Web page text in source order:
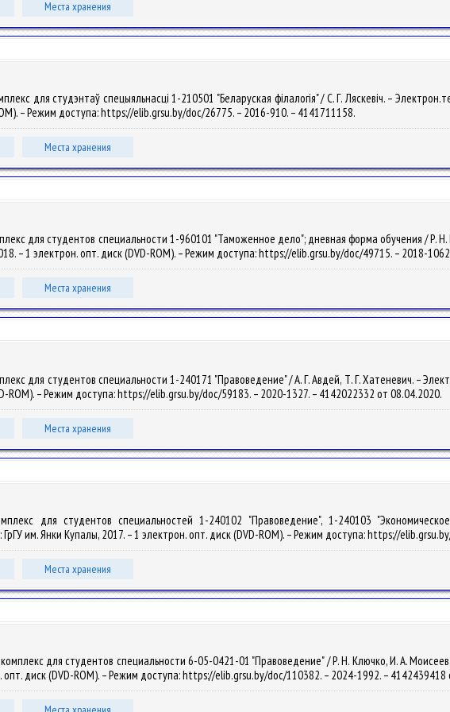
Места хранения
для студэнтаў спецыяльнасці 1-210501 "Беларуская філалогія" / С. Г. Ляскевіч. –
– Режим доступа: https://elib.grsu.by/doc/26775. – 2016-910. – 4141711158.
Места хранения
для студентов специальности 1-960101 "Таможенное дело"; дневная форма обучения / Р.
– 1 электрон. опт. диск (DVD-ROM). – Режим доступа: https://elib.grsu.by/doc/49715. – 2018-
Места хранения
для студентов специальности 1-240171 "Правоведение" / А. Г. Авдей, Т. Г. Хатеневич. –
ROM). – Режим доступа: https://elib.grsu.by/doc/59183. – 2020-1327. – 4142022332 от 08.04.2020.
Места хранения
для студентов специальностей 1-240102 "Правоведение", 1-240103
им. Янки Купалы, 2017. – 1 электрон. опт. диск (DVD-ROM). – Режим доступа: https://
Места хранения
для студентов специальности 6-05-0421-01 "Правоведение" / Р. Н. Ключко, И. А.
опт. диск (DVD-ROM). – Режим доступа: https://elib.grsu.by/doc/110382. – 2024-1992. –